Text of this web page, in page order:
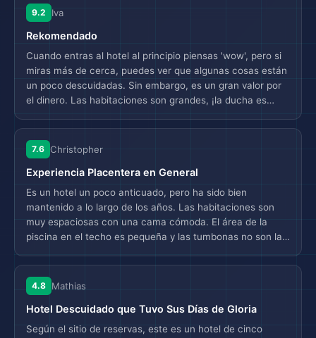
9.2 Iva
Rekomendado
Cuando entras al hotel al principio piensas 'wow', pero si
miras más de cerca, puedes ver que algunas cosas están
un poco descuidadas. Sin embargo, es un gran valor por
el dinero. Las habitaciones son grandes, ¡la ducha es
también. ¡Especialmente las omelettes! Y el chico que las
hace es súper amable!
7.6 Christopher
Experiencia Placentera en General
Es un hotel un poco anticuado, pero ha sido bien
mantenido a lo largo de los años. Las habitaciones son
muy espaciosas con una cama cómoda. El área de la
piscina en el techo es pequeña y las tumbonas no son las
bien. Desayuno estándar con estación de omelette,
algunos embutidos y pan. El pequeño casino en la planta
baja es genial, pero caro si llegas tarde en la noche
después de unas cervezas de más. En general, fue una
experiencia placentera.
4.8 Mathias
Hotel Descuidado que Tuvo Sus Días de Gloria
Según el sitio de reservas, este es un hotel de cinco